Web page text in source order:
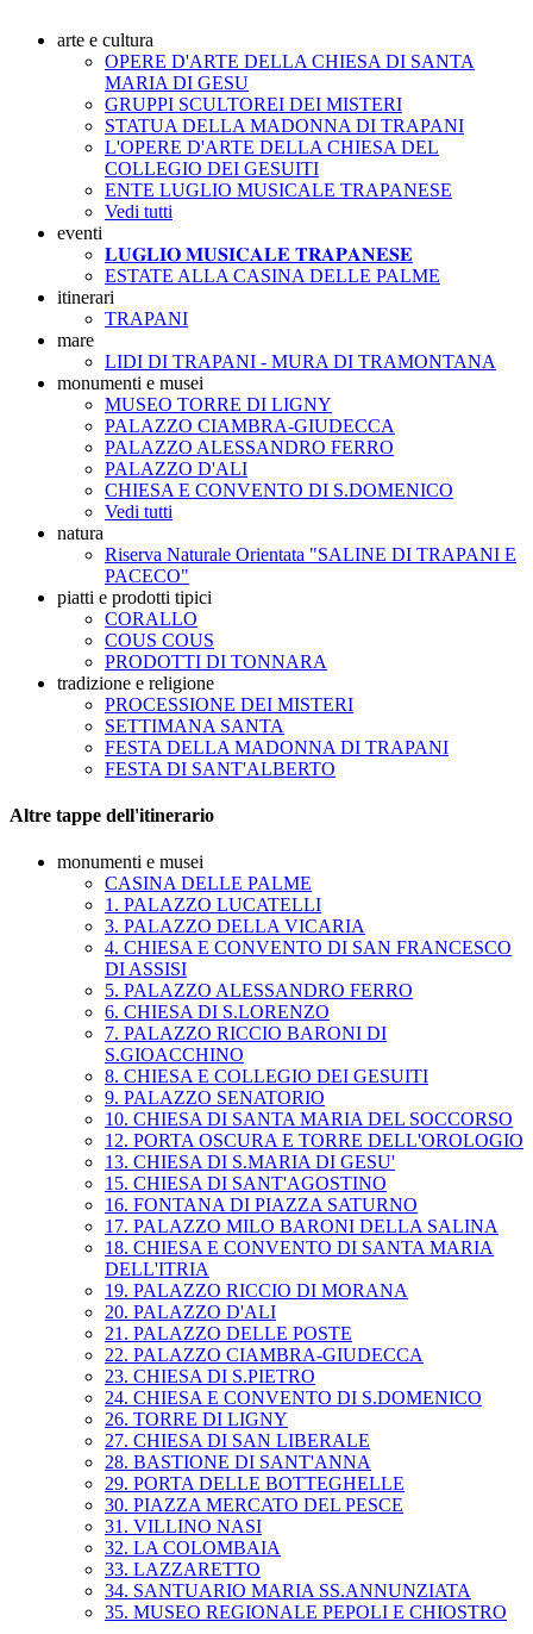
arte e cultura
OPERE D'ARTE DELLA CHIESA DI SANTA
MARIA DI GESU
GRUPPI SCULTOREI DEI MISTERI
STATUA DELLA MADONNA DI TRAPANI
L'OPERE D'ARTE DELLA CHIESA DEL
COLLEGIO DEI GESUITI
ENTE LUGLIO MUSICALE TRAPANESE
Vedi tutti
eventi
𝐋𝐔𝐆𝐋𝐈𝐎 𝐌𝐔𝐒𝐈𝐂𝐀𝐋𝐄 𝐓𝐑𝐀𝐏𝐀𝐍𝐄𝐒𝐄
ESTATE ALLA CASINA DELLE PALME
itinerari
TRAPANI
mare
LIDI DI TRAPANI - MURA DI TRAMONTANA
monumenti e musei
MUSEO TORRE DI LIGNY
PALAZZO CIAMBRA-GIUDECCA
PALAZZO ALESSANDRO FERRO
PALAZZO D'ALI
CHIESA E CONVENTO DI S.DOMENICO
Vedi tutti
natura
Riserva Naturale Orientata "SALINE DI TRAPANI E
PACECO"
piatti e prodotti tipici
CORALLO
COUS COUS
PRODOTTI DI TONNARA
tradizione e religione
PROCESSIONE DEI MISTERI
SETTIMANA SANTA
FESTA DELLA MADONNA DI TRAPANI
FESTA DI SANT'ALBERTO
Altre tappe dell'itinerario
monumenti e musei
CASINA DELLE PALME
1. PALAZZO LUCATELLI
3. PALAZZO DELLA VICARIA
4. CHIESA E CONVENTO DI SAN FRANCESCO
DI ASSISI
5. PALAZZO ALESSANDRO FERRO
6. CHIESA DI S.LORENZO
7. PALAZZO RICCIO BARONI DI
S.GIOACCHINO
8. CHIESA E COLLEGIO DEI GESUITI
9. PALAZZO SENATORIO
10. CHIESA DI SANTA MARIA DEL SOCCORSO
12. PORTA OSCURA E TORRE DELL'OROLOGIO
13. CHIESA DI S.MARIA DI GESU'
15. CHIESA DI SANT'AGOSTINO
16. FONTANA DI PIAZZA SATURNO
17. PALAZZO MILO BARONI DELLA SALINA
18. CHIESA E CONVENTO DI SANTA MARIA
DELL'ITRIA
19. PALAZZO RICCIO DI MORANA
20. PALAZZO D'ALI
21. PALAZZO DELLE POSTE
22. PALAZZO CIAMBRA-GIUDECCA
23. CHIESA DI S.PIETRO
24. CHIESA E CONVENTO DI S.DOMENICO
26. TORRE DI LIGNY
27. CHIESA DI SAN LIBERALE
28. BASTIONE DI SANT'ANNA
29. PORTA DELLE BOTTEGHELLE
30. PIAZZA MERCATO DEL PESCE
31. VILLINO NASI
32. LA COLOMBAIA
33. LAZZARETTO
34. SANTUARIO MARIA SS.ANNUNZIATA
35. MUSEO REGIONALE PEPOLI E CHIOSTRO